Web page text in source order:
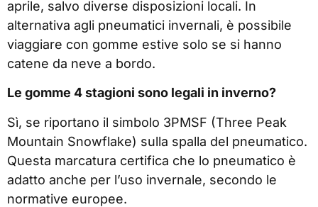
aprile, salvo diverse disposizioni locali. In
alternativa agli pneumatici invernali, è possibile
viaggiare con gomme estive solo se si hanno
catene da neve a bordo.
Le gomme 4 stagioni sono legali in inverno?
Sì, se riportano il simbolo 3PMSF (Three Peak
Mountain Snowflake) sulla spalla del pneumatico.
Questa marcatura certifica che lo pneumatico è
adatto anche per l’uso invernale, secondo le
normative europee.